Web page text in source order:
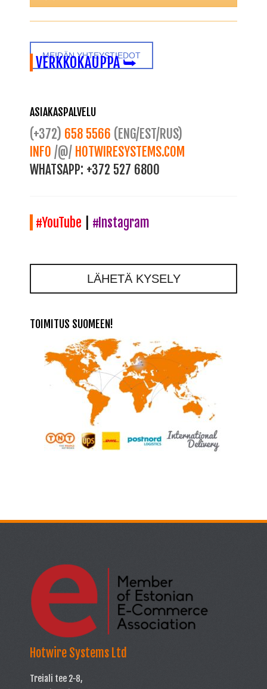
MEIDÄN YHTEYSTIEDOT
VERKKOKAUPPA ⮩
ASIAKASPALVELU
(+372) 658 5566 (ENG/EST/RUS)
INFO /@/ HOTWIRESYSTEMS.COM
WHATSAPP: +372 527 6800
#YouTube #Instagram
LÄHETÄ KYSELY
TOIMITUS SUOMEEN!
Hotwire Systems Ltd
Treiali tee 2-8,